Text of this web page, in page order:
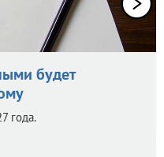
будет
года.